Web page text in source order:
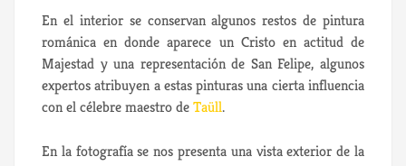
En el interior se conservan algunos restos de pintura
románica en donde aparece un Cristo en actitud de
Majestad y una representación de San Felipe, algunos
expertos atribuyen a estas pinturas una cierta influencia
con el célebre maestro deTaüll.
En la fotografía se nos presenta una vista exterior de la